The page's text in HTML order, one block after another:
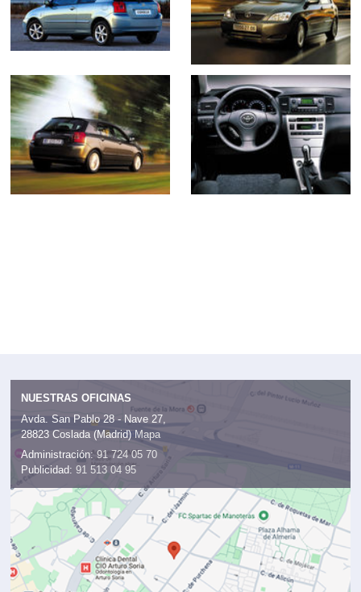
NUESTRAS OFICINAS
Avda. San Pablo 28 - Nave 27,
28823 Coslada (Madrid) Mapa
Administración: 91 724 05 70
Publicidad: 91 513 04 95